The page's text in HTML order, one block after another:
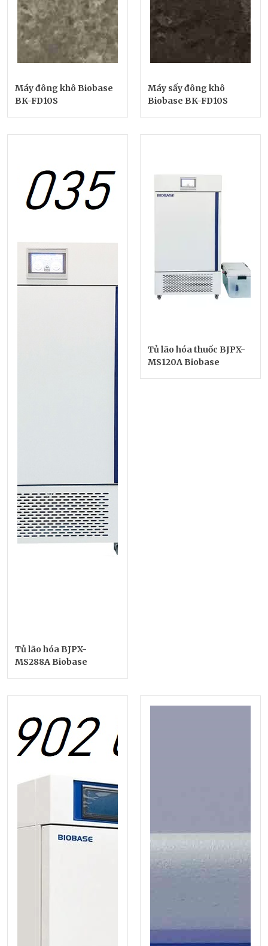
Máy đông khô Biobase
BK-FD10S
Máy sấy đông khô
Biobase BK-FD10S
Tủ lão hóa BJPX-
MS288A Biobase
Tủ lão hóa thuốc BJPX-
MS120A Biobase